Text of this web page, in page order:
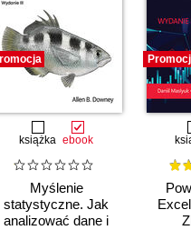
książka ebook
Myślenie
statystyczne. Jak
analizować dane i